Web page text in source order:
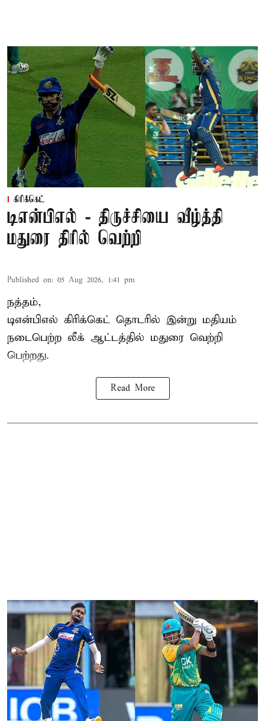
கிரிக்கெட்
டிஎன்பிஎல் - திருச்சியை வீழ்த்தி
மதுரை திரில் வெற்றி
Published on: 05 Aug 2026, 1:41 pm
நத்தம்,
டிஎன்பிஎல் கிரிக்கெட் தொடரில் இன்று மதியம்
நடைபெற்ற லீக் ஆட்டத்தில் மதுரை வெற்றி
பெற்றது.
Read More